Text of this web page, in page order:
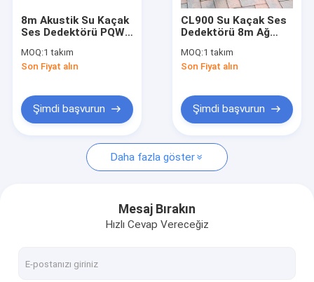
Haberler
Durumlar
Su Boru Hattı Kaçak Dedektörü
Boru ağı sızıntısı monitörü
Jeolojik Arama Ekipmanları
8m Akustik Su Kaçak
Ses Dedektörü PQWT
Ses Ayarı
MOQ:1 takım
Son Fiyat alın
Şimdi başvurun
CL900 Su Kaçak Ses
Dedektörü 8m Ağ
Kaçak Tespit Kiti
MOQ:1 takım
Son Fiyat alın
Şimdi başvurun
Daha fazla göster
Mesaj Bırakın
Hızlı Cevap Vereceğiz